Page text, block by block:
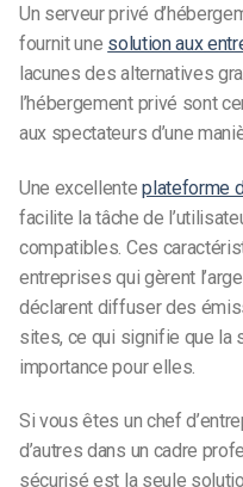
Un serveur privé
fournit une solution aux
lacunes des alternatives
l’hébergement privé sont
aux spectateurs d’une
Une excellenteplateforme
facilite la tâche de
compatibles. Ces
entreprises qui gèrent
déclarent diffuser des
sites, ce qui signifie que la
importance pour elles.
Si vous êtes un chef
d’autres dans un cadre
sécurisé est la seule